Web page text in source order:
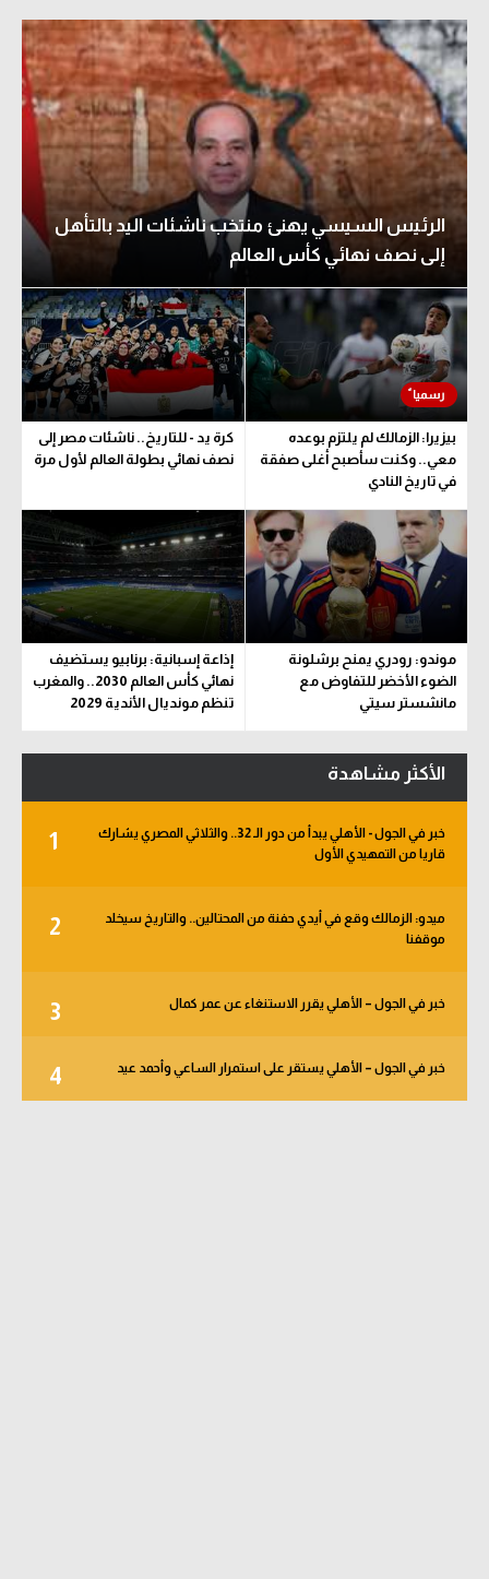
الرئيس السيسي يهنئ منتخب ناشئات اليد بالتأهل
إلى نصف نهائي كأس العالم
بيزيرا: الزمالك لم يلتزم بوعده
معي.. وكنت سأصبح أغلى صفقة
في تاريخ النادي
كرة يد - للتاريخ.. ناشئات مصر إلى
نصف نهائي بطولة العالم لأول مرة
موندو: رودري يمنح برشلونة
الضوء الأخضر للتفاوض مع
مانشستر سيتي
إذاعة إسبانية: برنابيو يستضيف
نهائي كأس العالم 2030.. والمغرب
تنظم مونديال الأندية 2029
الأكثر مشاهدة
1
خبر في الجول - الأهلي يبدأ من دور الـ 32.. والثلاثي المصري يشارك
قاريا من التمهيدي الأول
2
ميدو: الزمالك وقع في أيدي حفنة من المحتالين.. والتاريخ سيخلد
موقفنا
3 خبر في الجول – الأهلي يقرر الاستنغاء عن عمر كمال
4 خبر في الجول – الأهلي يستقر على استمرار الساعي وأحمد عيد